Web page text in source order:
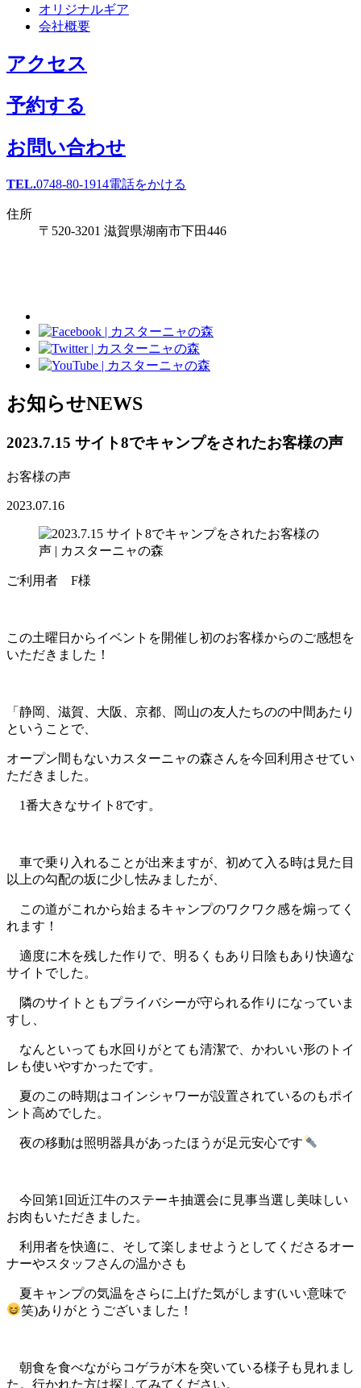
オリジナルギア
会社概要
アクセス
予約する
お問い合わせ
TEL.0748-80-1914電話をかける
住所
〒520-3201 滋賀県湖南市下田446
お知らせNEWS
2023.7.15 サイト8でキャンプをされたお客様の声
お客様の声
2023.07.16
ご利用者 F様
この土曜日からイベントを開催し初のお客様からのご感想を
いただきました！
「静岡、滋賀、大阪、京都、岡山の友人たちのの中間あたり
ということで、
オープン間もないカスターニャの森さんを今回利用させてい
ただきました。
1番大きなサイト8です。
車で乗り入れることが出来ますが、初めて入る時は見た目
以上の勾配の坂に少し怯みましたが、
この道がこれから始まるキャンプのワクワク感を煽ってく
れます！
適度に木を残した作りで、明るくもあり日陰もあり快適な
サイトでした。
隣のサイトともプライバシーが守られる作りになっていま
すし、
なんといっても水回りがとても清潔で、かわいい形のトイ
レも使いやすかったです。
夏のこの時期はコインシャワーが設置されているのもポイ
ント高めでした。
夜の移動は照明器具があったほうが足元安心です
今回第1回近江牛のステーキ抽選会に見事当選し美味しい
お肉もいただきました。
利用者を快適に、そして楽しませようとしてくださるオー
ナーやスタッフさんの温かさも
夏キャンプの気温をさらに上げた気がします(いい意味で
笑)ありがとうございました！
朝食を食べながらコゲラが木を突いている様子も見れまし
た。行かれた方は探してみてください。